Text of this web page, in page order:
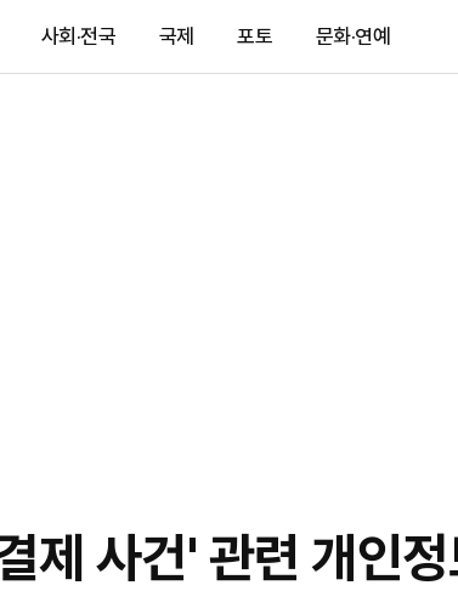
사회·전국 국제 포토 문화·연예
제 사건' 관련 개인